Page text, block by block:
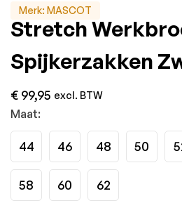
Merk: MASCOT
Stretch
Spijkerzakken
€ 99,95 excl. BTW
Maat:
44 46 48 50
58 60 62